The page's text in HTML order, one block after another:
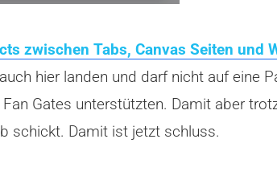
zwischen Tabs, Canvas Seiten und
hier landen und darf nicht auf eine
Gates unterstützten. Damit aber
schickt. Damit ist jetzt schluss.